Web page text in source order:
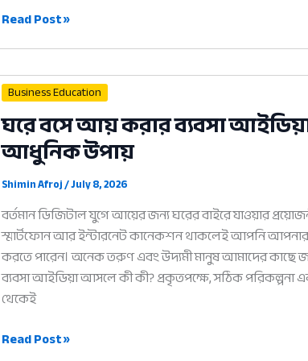
ইলেকট্রনিক্স
টিপস:
লাভ
বাড়ানোর
৫টি
আধুনিক
উপায়
Read Post »
Business Education
ঘরে বসে আয় করার ব্যবসা
আধুনিক উপায়
Shimin Afroj/July 8, 2026
বর্তমান ডিজিটাল যুগে আয়ের জন্য ঘরের বাইরে যাওয়ার
স্মার্টফোন আর ইন্টারনেট কানেকশন থাকলেই আপনি
করতে পারেন। অনেক তরুণ এবং উদ্যমী মানুষ আমাদের
ব্যবসা আইডিয়া আসলে কী কী? প্রকৃতপক্ষে, সঠিক পরিকল্পনা
থেকেই
ঘরে
Read Post »